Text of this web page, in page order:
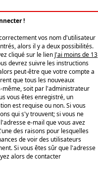
!
vos nom d'utilisateur
alors il y a deux possibilités.
cliqué sur le lien J'ai moins de 13
devrez suivre les instructions
peut-être que votre compte a
que tous les nouveaux
même, soit par l'administrateur
vous êtes enregistré, un
est requise ou non. Si vous
qui s'y trouvent; si vous ne
e-mail que vous avez
des raisons pour lesquelles
de voir des utilisateurs
Si vous êtes sûr que l'adresse
alors de contacter